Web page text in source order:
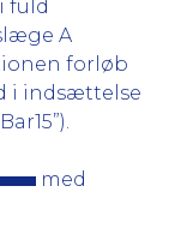
i fuld
A
forløb
i indsættelse
med